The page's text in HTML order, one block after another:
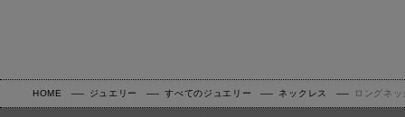
HOME ジュエリー すべてのジュエリー ネックレス ロングネ